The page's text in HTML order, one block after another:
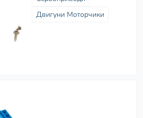
Двигуни Моторчики